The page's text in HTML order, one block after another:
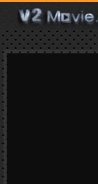
meist gesehen